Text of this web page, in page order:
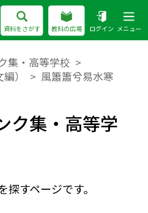
資料をさがす 教科の広場 ログイン メニュー
集・高等学校
）
風簫簫兮易水寒
ク集・高等学
すページです。